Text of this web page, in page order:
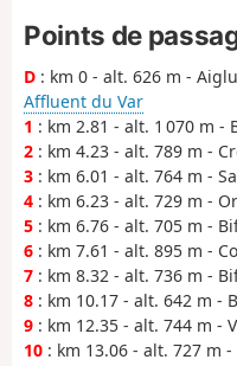
Points de
D : km 0 - alt. 626 m -
Affluent du Var
1 : km 2.81 - alt. 1 070 m -
2 : km 4.23 - alt. 789 m -
3 : km 6.01 - alt. 764 m -
4 : km 6.23 - alt. 729 m -
5 : km 6.76 - alt. 705 m -
6 : km 7.61 - alt. 895 m -
7 : km 8.32 - alt. 736 m -
8 : km 10.17 - alt. 642 m -
9 : km 12.35 - alt. 744 m -
10 : km 13.06 - alt. 727 m